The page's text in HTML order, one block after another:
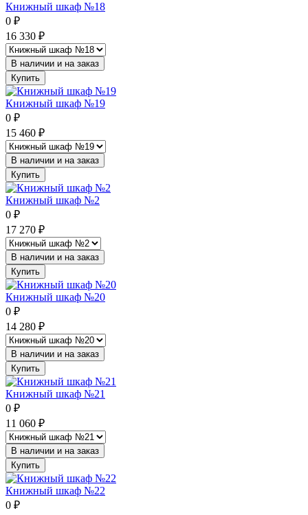
Книжный шкаф №18
0 ₽
16 330 ₽
В наличии и на заказ
Купить
Книжный шкаф №19
0 ₽
15 460 ₽
В наличии и на заказ
Купить
Книжный шкаф №2
0 ₽
17 270 ₽
В наличии и на заказ
Купить
Книжный шкаф №20
0 ₽
14 280 ₽
В наличии и на заказ
Купить
Книжный шкаф №21
0 ₽
11 060 ₽
В наличии и на заказ
Купить
Книжный шкаф №22
0 ₽